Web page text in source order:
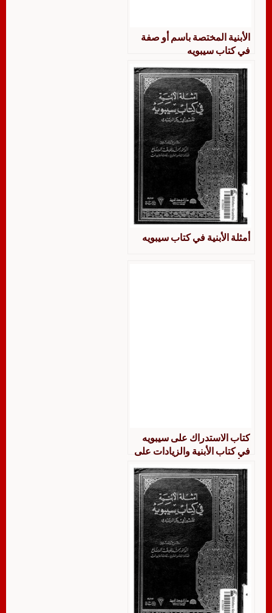
الأبنية المختصة باسم أو صفة
في كتاب سيبويه
أمثلة الأبنية في كتاب سيبويه
كتاب الاستدراك على سيبويه
في كتاب الأبنية والزيادات على